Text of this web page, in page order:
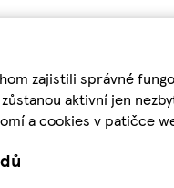
zajistili správné
aktivní jen
a cookies v patičce